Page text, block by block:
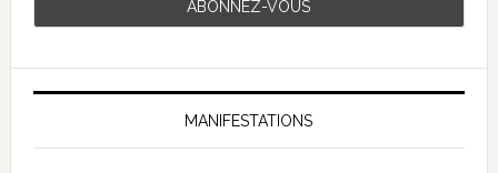
MANIFESTATIONS